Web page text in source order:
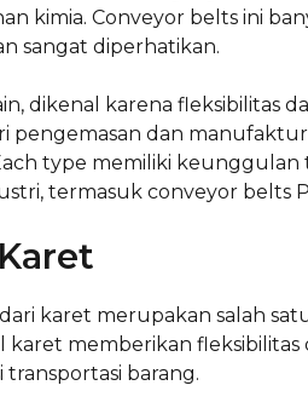
kimia. Conveyor belts ini
sangat diperhatikan.
dikenal karena fleksibilitas
dan
type memiliki
termasuk conveyor belts
karet merupakan salah
memberikan fleksibilitas
barang.